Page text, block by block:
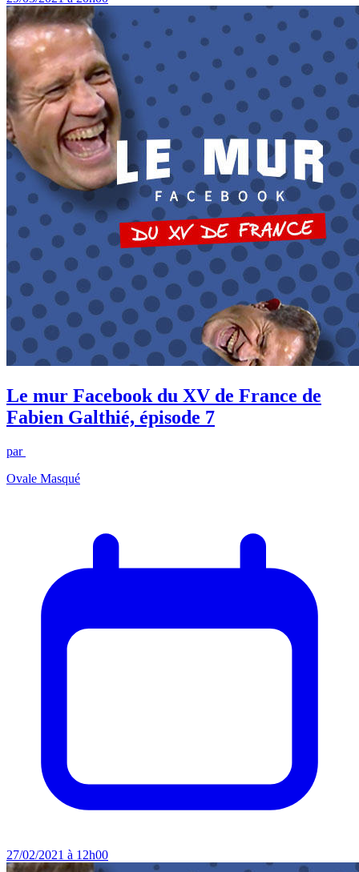
Le mur Facebook du XV de France de
Fabien Galthié, épisode 7
par
Ovale Masqué
27/02/2021 à 12h00